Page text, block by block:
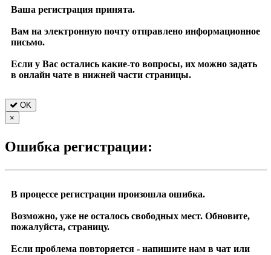
Ваша регистрация принята.
Вам на электронную почту отправлено информационное
письмо.
Если у Вас остались какие-то вопросы, их можно задать
в онлайн чате в нижней части страницы.
OK
×
Ошибка регистрации:
В процессе регистрации произошла ошибка.
Возможно, уже не осталось свободных мест. Обновите,
пожалуйста, страницу.
Если проблема повторяется - напишите нам в чат или